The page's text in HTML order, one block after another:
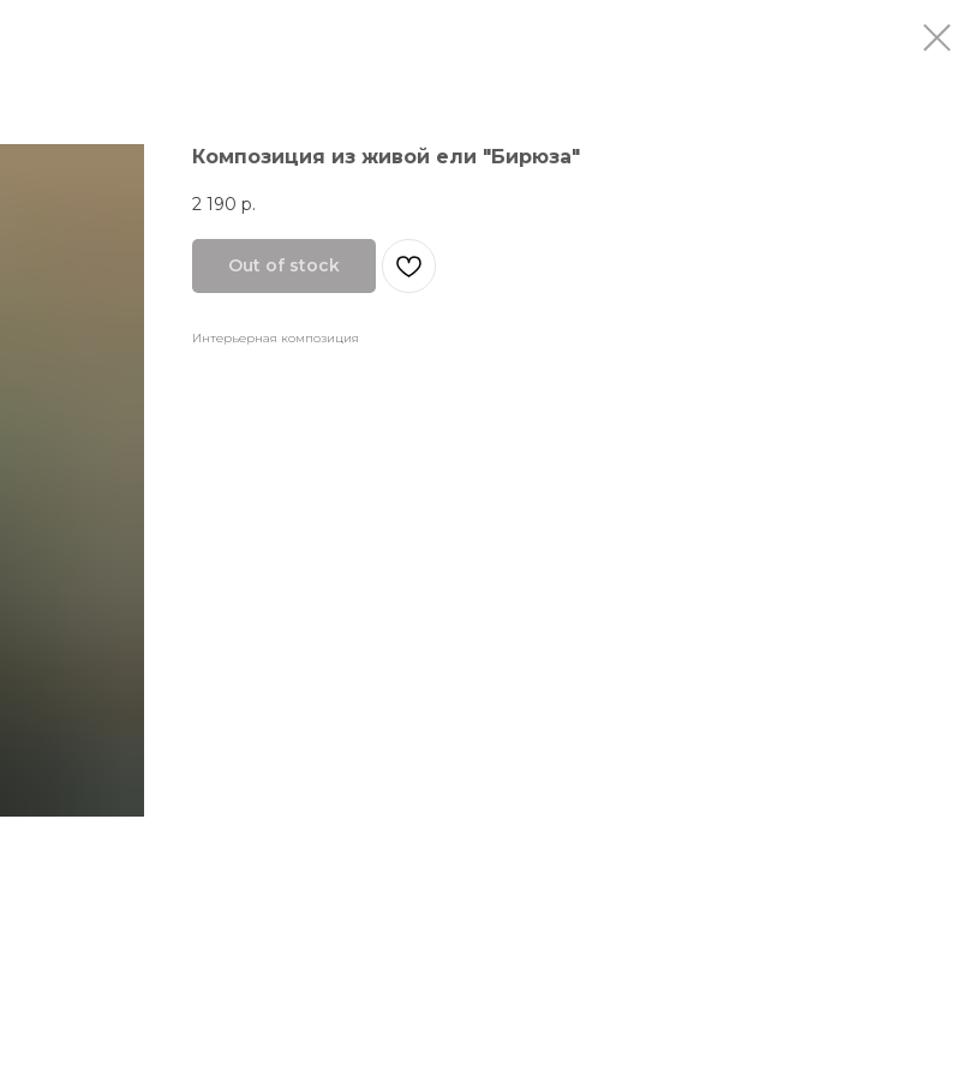
Композиция из живой ели "Бирюза"
2 190 р.
Out of stock
Интерьерная композиция